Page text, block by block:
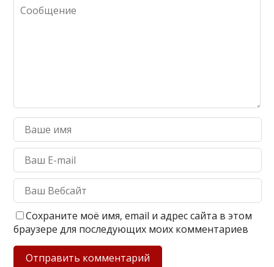
Сохраните моё имя, email и адрес сайта в этом
браузере для последующих моих комментариев